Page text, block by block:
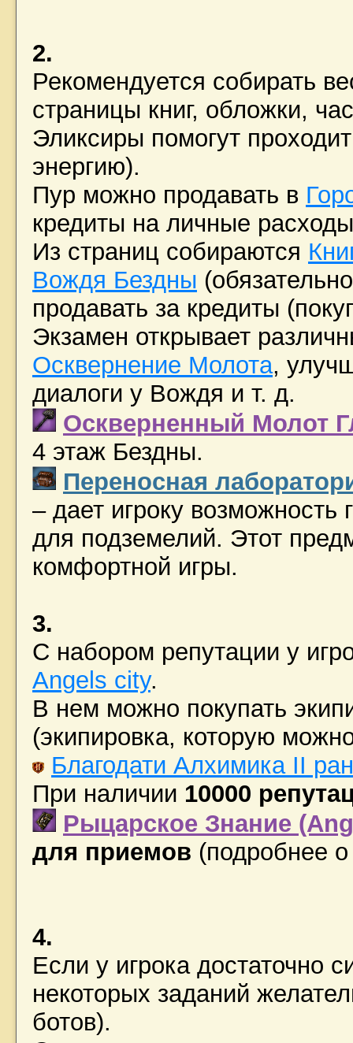
2.
Рекомендуется собирать
страницы книг, обложки,
Эликсиры помогут
энергию).
Пур можно продавать в
кредиты на личные
Из страниц собираются
Вождя Бездны
продавать за кредиты
Экзамен открывает
Осквернение Молота,
диалоги у Вождя и т. д.
Оскверненный Молот
4 этаж Бездны.
Переносная
– дает игроку возможность
для подземелий. Этот
комфортной игры.
3.
С набором репутации у
Angels city.
В нем можно покупать
(экипировка, которую
Благодати Алхимика II
При наличии 10000
Рыцарское Знание
для приемов (подробнее
4.
Если у игрока достаточно
некоторых заданий
ботов).